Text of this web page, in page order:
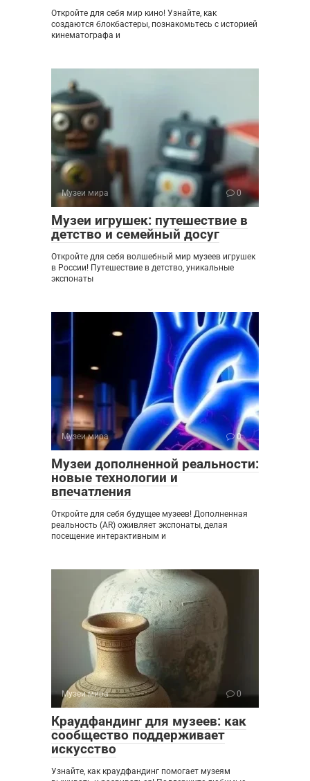
Откройте для себя мир кино! Узнайте, как
создаются блокбастеры, познакомьтесь с историей
кинематографа и
Музеи мира 0
Музеи игрушек: путешествие в
детство и семейный досуг
Откройте для себя волшебный мир музеев игрушек
в России! Путешествие в детство, уникальные
экспонаты
Музеи мира 0
Музеи дополненной реальности:
новые технологии и
впечатления
Откройте для себя будущее музеев! Дополненная
реальность (AR) оживляет экспонаты, делая
посещение интерактивным и
Музеи мира 0
Краудфандинг для музеев: как
сообщество поддерживает
искусство
Узнайте, как краудфандинг помогает музеям